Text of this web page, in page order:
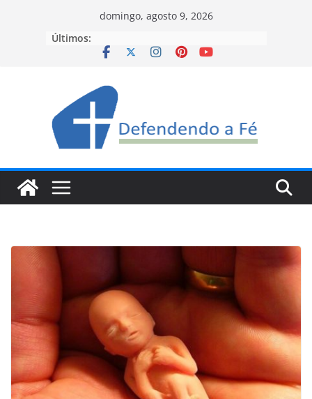
domingo, agosto 9, 2026
Últimos: